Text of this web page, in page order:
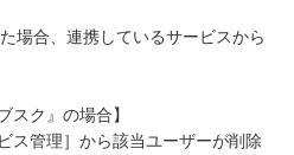
場合、連携しているサービスから
スク』の場合】
ス管理］から該当ユーザーが削除